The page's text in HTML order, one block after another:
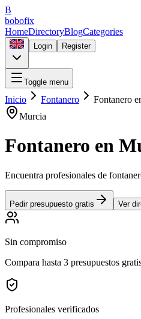
B
bobofix
HomeDirectoryBlogCategories
Login Register
Toggle menu
Inicio Fontanero Fontanero
Murcia
Fontanero en
Encuentra profesionales de
Pedir presupuesto gratis Ver
Sin compromiso
Compara hasta 3 presupuestos
Profesionales verificados